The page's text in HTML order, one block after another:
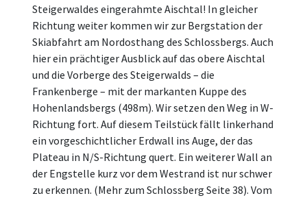
Steigerwaldes eingerahmte Aischtal! In gleicher
Richtung weiter kommen wir zur Bergstation der
Skiabfahrt am Nordosthang des Schlossbergs. Auch
hier ein prächtiger Ausblick auf das obere Aischtal
und die Vorberge des Steigerwalds – die
Frankenberge – mit der markanten Kuppe des
Hohenlandsbergs (498m). Wir setzen den Weg in W-
Richtung fort. Auf diesem Teilstück fällt linkerhand
ein vorgeschichtlicher Erdwall ins Auge, der das
Plateau in N/S-Richtung quert. Ein weiterer Wall an
der Engstelle kurz vor dem Westrand ist nur schwer
zu erkennen. (Mehr zum Schlossberg Seite 38). Vom